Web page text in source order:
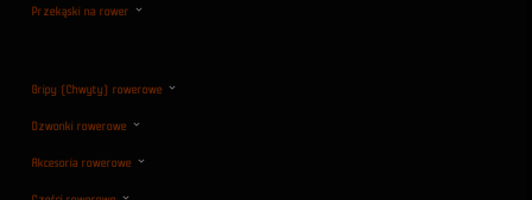
Przekąski na rower
Gripy (Chwyty) rowerowe
Dzwonki rowerowe
Akcesoria rowerowe